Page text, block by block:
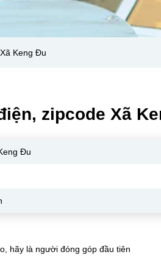
Keng Đu
zipcode Xã
Đu
hãy là người đóng góp đầu tiên